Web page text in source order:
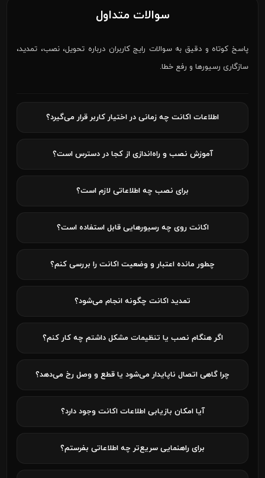
سوالات متداول
پاسخ کوتاه و دقیق به سوالات رایج کاربران درباره تحویل، نصب، تمدید،
سازگاری رسیورها و رفع خطا.
اطلاعات اکانت چه زمانی در اختیار کاربر قرار می‌گیرد؟
آموزش نصب و راه‌اندازی از کجا در دسترس است؟
برای نصب چه اطلاعاتی لازم است؟
اکانت روی چه رسیورهایی قابل استفاده است؟
چطور مانده اعتبار و وضعیت اکانت را بررسی کنم؟
تمدید اکانت چگونه انجام می‌شود؟
اگر هنگام نصب یا تنظیمات مشکل داشتم چه کار کنم؟
چرا گاهی اتصال ناپایدار می‌شود یا قطع و وصل رخ می‌دهد؟
آیا امکان بازیابی اطلاعات اکانت وجود دارد؟
برای راهنمایی سریع‌تر چه اطلاعاتی بفرستم؟